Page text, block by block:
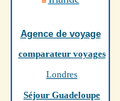
Agence de voyage
comparateur voyages
Londres
Séjour Guadeloupe